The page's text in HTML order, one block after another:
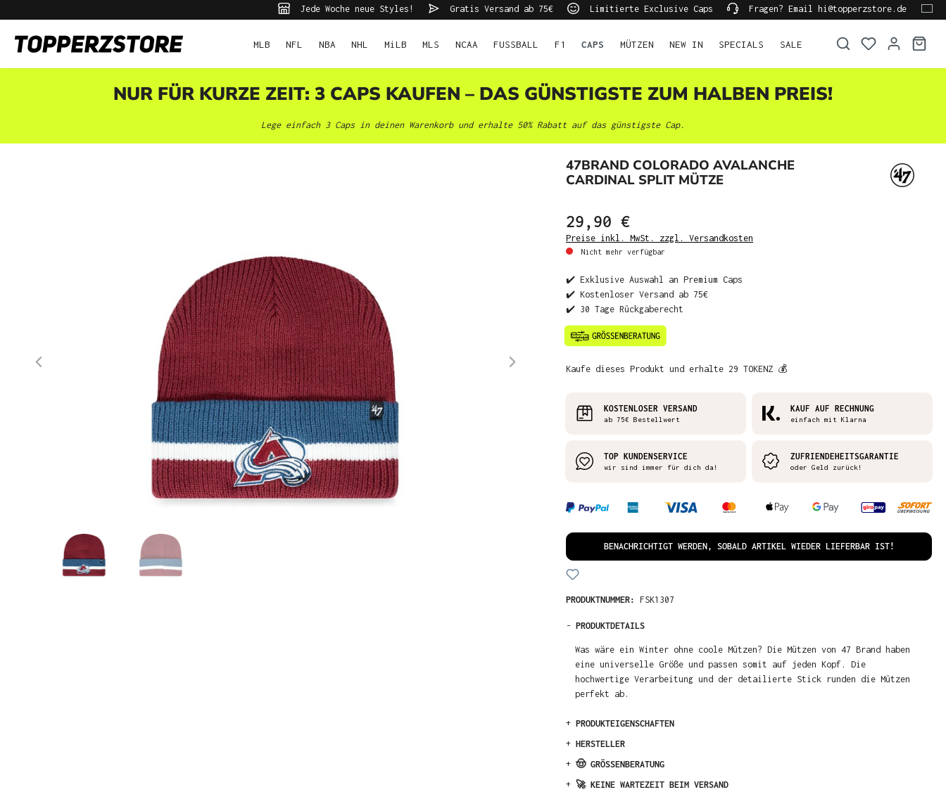
Jede Woche neue Styles! Gratis Versand ab 75€ Limitierte Exclusive Caps Fragen? Email hi@topperzstore.de
MLB NFL NBA NHL MiLB MLS NCAA FUSSBALL F1 CAPS MÜTZEN NEW IN SPECIALS SALE
NUR FÜR KURZE ZEIT: 3 CAPS KAUFEN – DAS GÜNSTIGSTE ZUM HALBEN PREIS!
Lege einfach 3 Caps in deinen Warenkorb und erhalte 50% Rabatt auf das günstigste Cap.
47BRAND COLORADO AVALANCHE
CARDINAL SPLIT MÜTZE
29,90 €
Preise inkl. MwSt. zzgl. Versandkosten
Nicht mehr verfügbar
✔️ Exklusive Auswahl an Premium Caps
✔️ Kostenloser Versand ab 75€
✔️ 30 Tage Rückgaberecht
Kaufe dieses Produkt und erhalte 29 TOKENZ 💰
KOSTENLOSER VERSAND
ab 75€ Bestellwert
KAUF AUF RECHNUNG
einfach mit Klarna
TOP KUNDENSERVICE
wir sind immer für dich da!
ZUFRIENDEHEITSGARANTIE
oder Geld zurück!
BENACHRICHTIGT WERDEN, SOBALD ARTIKEL WIEDER LIEFERBAR IST!
PRODUKTNUMMER: FSK1307
- PRODUKTDETAILS
Was wäre ein Winter ohne coole Mützen? Die Mützen von 47 Brand haben
eine universelle Größe und passen somit auf jeden Kopf. Die
hochwertige Verarbeitung und der detailierte Stick runden die Mützen
perfekt ab.
+ PRODUKTEIGENSCHAFTEN
+ HERSTELLER
+ 🤠 GRÖSSENBERATUNG
+ 🚀 KEINE WARTEZEIT BEIM VERSAND